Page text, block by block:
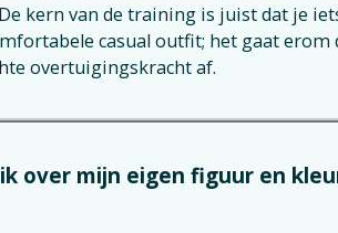
kern van de training is juist dat je
casual outfit; het gaat
overtuigingskracht af.
over mijn eigen figuur en